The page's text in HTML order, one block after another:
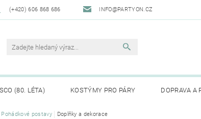
(+420) 606 868 686 INFO@PARTYON.CZ
(80. LÉTA) KOSTÝMY PRO PÁRY DOPRAVA A
REKLAMACE
Pohádkové postavy Doplňky a dekorace